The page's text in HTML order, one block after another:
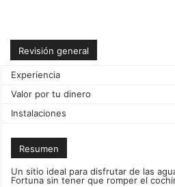
Revisión general
Experiencia
Valor por tu dinero
Instalaciones
Resumen
Un sitio ideal para disfrutar de las
Fortuna sin tener que romper el